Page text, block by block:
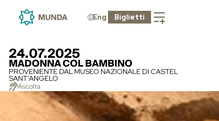
Eng Biglietti
24.07.2025
MADONNA COL BAMBINO
PROVENIENTE DAL MUSEO NAZIONALE DI CASTEL
SANT’ANGELO
Ascolta